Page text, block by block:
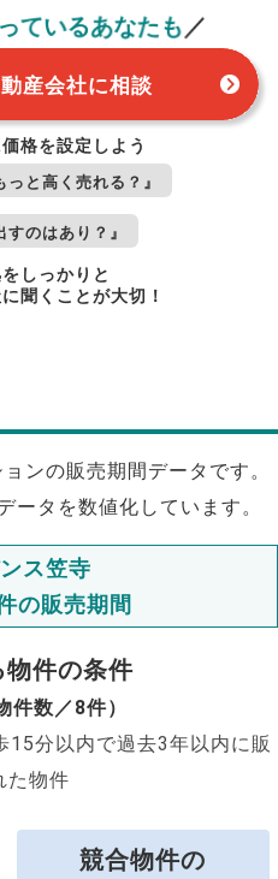
ているあなたも ／
産会社に相談
価格を設定しよう
っと高く売れる？』
すのはあり？』
しっかりと
聞くことが大切！
ンの販売期間データです。
ータを数値化しています。
ス笠寺
の販売期間
件の条件
件数／8件）
15分以内で過去3年以内に販
た物件
競合物件の